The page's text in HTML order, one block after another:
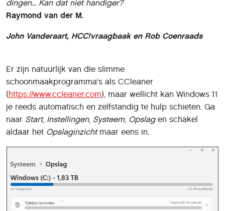
dingen... Kan dat niet handiger?
Raymond van der M.
John Vanderaart, HCC!vraagbaak en Rob Coenraads
Er zijn natuurlijk van die slimme
schoonmaakprogramma's als CCleaner
(https://www.ccleaner.com), maar wellicht kan Windows 11
je reeds automatisch en zelfstandig te hulp schieten. Ga
naar Start, Instellingen, Systeem, Opslagen schakel
aldaar het Opslaginzichtmaar eens in.